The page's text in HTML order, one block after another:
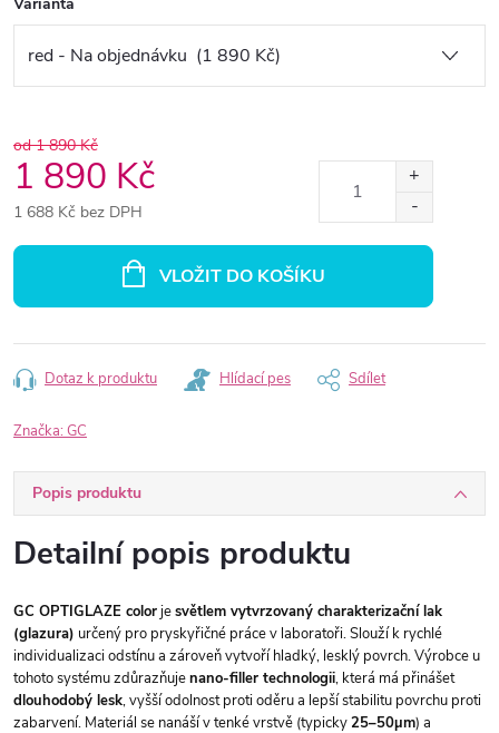
od 1 890 Kč
1 890 Kč
1 688 Kč bez DPH
VLOŽIT DO KOŠÍKU
Dotaz k produktu Hlídací pes Sdílet
Značka: GC
Popis produktu
Detailní popis produktu
GC OPTIGLAZE colorjesvětlem vytvrzovaný charakterizační lak
(glazura) určený pro pryskyřičné práce v laboratoři. Slouží k rychlé
individualizaci odstínu a zároveň vytvoří hladký, lesklý povrch. Výrobce u
tohoto systému zdůrazňujenano-filler technologii, která má přinášet
dlouhodobý lesk, vyšší odolnost proti oděru a lepší stabilitu povrchu proti
zabarvení. Materiál se nanáší v tenké vrstvě (typicky25–50µm) a